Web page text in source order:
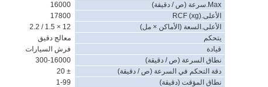
Max.سرعة ​​(ص / دقيقة)
16000
الأعلى.RCF (xg)
17800
الأعلى.السعة (الأماكن × مل)
12 × 1.5 / 2.2
يتحكم
معالج دقيق
قيادة
فرش السيارات
نطاق السرعة (ص / دقيقة)
300-16000
دقة التحكم في السرعة (ص / دقيقة)
± 20
نطاق المؤقت (دقيقة)
1-99